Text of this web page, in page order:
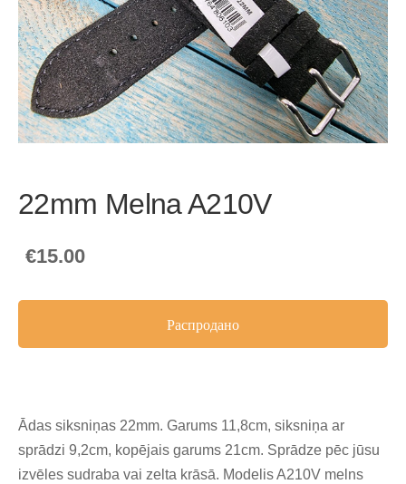
22mm Melna A210V
€15.00
Распродано
Ādas siksniņas 22mm. Garums 11,8cm, siksniņa ar
sprādzi 9,2cm, kopējais garums 21cm. Sprādze pēc jūsu
izvēles sudraba vai zelta krāsā. Modelis A210V melns